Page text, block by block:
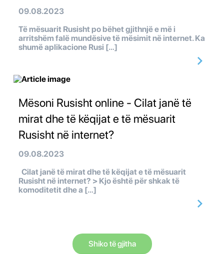
09.08.2023
Të mësuarit Rusisht po bëhet gjithnjë e më i
arritshëm falë mundësive të mësimit në internet. Ka
shumë aplikacione Rusi […]
Mësoni Rusisht online - Cilat janë të
mirat dhe të këqijat e të mësuarit
Rusisht në internet?
09.08.2023
Cilat janë të mirat dhe të këqijat e të mësuarit
Rusisht në internet? > Kjo është për shkak të
komoditetit dhe a […]
Shiko të gjitha